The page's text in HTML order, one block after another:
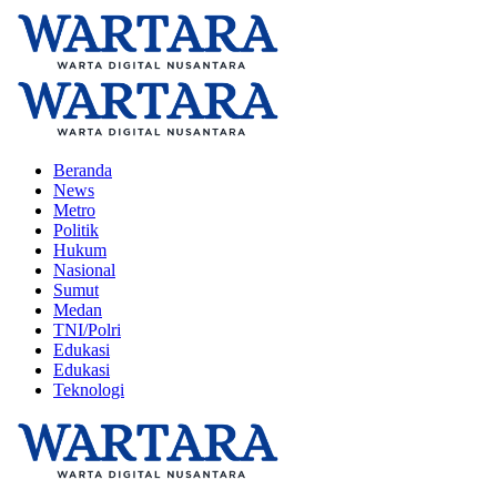
Beranda
News
Metro
Politik
Hukum
Nasional
Sumut
Medan
TNI/Polri
Edukasi
Edukasi
Teknologi